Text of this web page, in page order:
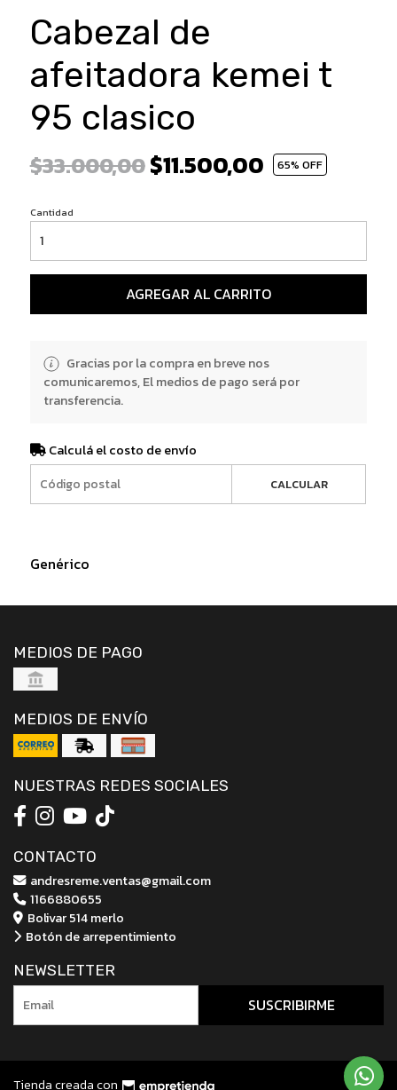
Cabezal de
afeitadora kemei t
95 clasico
$33.000,00$11.500,00 65% OFF
Cantidad
AGREGAR AL CARRITO
Gracias por la compra en breve nos
comunicaremos, El medios de pago será por
transferencia.
Calculá el costo de envío
CALCULAR
Genérico
MEDIOS DE PAGO
MEDIOS DE ENVÍO
NUESTRAS REDES SOCIALES
CONTACTO
andresreme.ventas@gmail.com
1166880655
Bolivar 514 merlo
Botón de arrepentimiento
NEWSLETTER
SUSCRIBIRME
Tienda creada con